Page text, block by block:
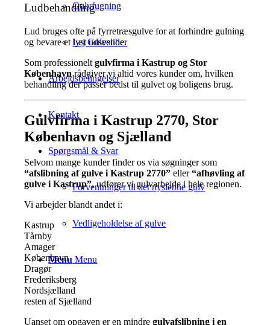
Gulvfugning
Lej Gulvsliber
Arbejdsbetingelser
Kontakt
Spørgsmål & Svar
Forventninger til det nyslebne gulv
Vedligeholdelse af gulve
Menu Menu
Ludbehandling
Lud bruges ofte på fyrretræsgulve for at forhindre gulning
og bevare et lyst udseende.
Som professioneltgulvfirma i Kastrup og Stor
Københavnrådgiver vi altid vores kunder om, hvilken
behandling der passer bedst til gulvet og boligens brug.
Gulvfirma i Kastrup 2770, Stor
København og Sjælland
Selvom mange kunder finder os via søgninger som
“afslibning af gulve i Kastrup 2770” eller“afhøvling af
gulve i Kastrup”, udfører vi gulvarbejde i hele regionen.
Vi arbejder blandt andet i:
Kastrup
Tårnby
Amager
København
Dragør
Frederiksberg
Nordsjælland
resten af Sjælland
Uanset om opgaven er en mindregulvafslibning i en